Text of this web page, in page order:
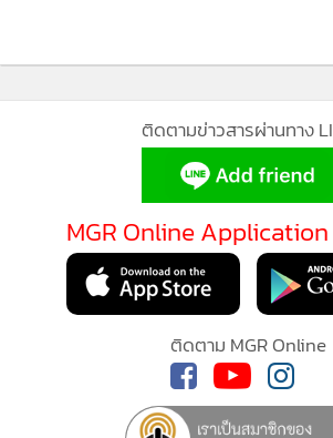
ติดตามข่าวสารผ่านทาง
MGR Online Application
ติดตาม MGR Online
MGR Online ใช้คุกกี้ (Cookies)
MGR Online ใช้คุกกี้ เพื่อจัดการข้อมูลส่ว
ประสบการณ์คอนเทนต์ที่ดีที่สุดให้กับผู้อ่า
เงื่อนไขการใช้งานเว็บไซต์